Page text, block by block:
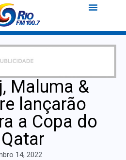
Maluma &
lançarão
a Copa do
14, 2022